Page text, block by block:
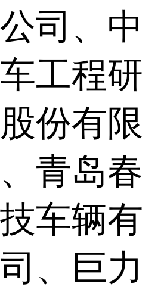
司、中
工程研
份有限
青岛春
车辆有
、巨力